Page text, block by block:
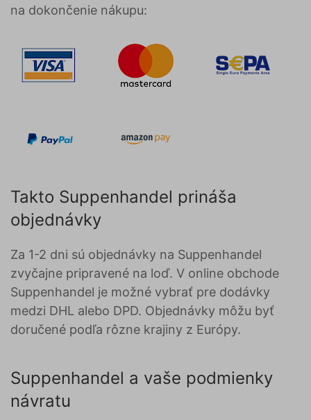
na dokončenie nákupu:
Takto Suppenhandel prináša
objednávky
Za 1-2 dni sú objednávky na Suppenhandel
zvyčajne pripravené na loď. V online obchode
Suppenhandel je možné vybrať pre dodávky
medzi DHL alebo DPD. Objednávky môžu byť
doručené podľa rôzne krajiny z Európy.
Suppenhandel a vaše podmienky
návratu